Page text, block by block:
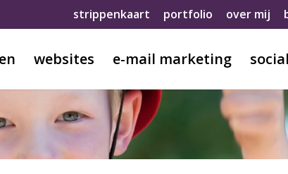
strippenkaart portfolio over mij
websites e-mail marketing